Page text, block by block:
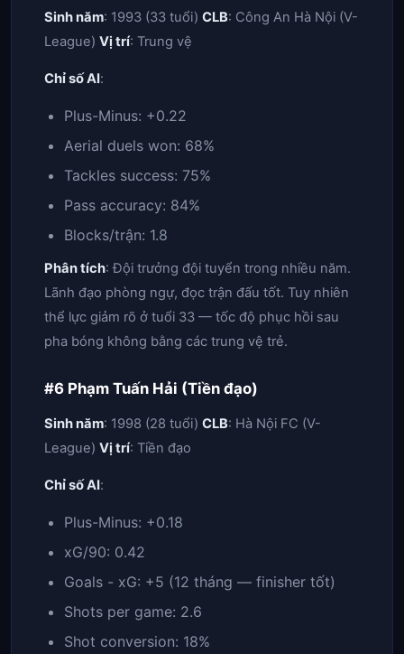
Sinh năm: 1993 (33 tuổi) CLB: Công An Hà Nội (V-
League) Vị trí: Trung vệ
Chỉ số AI:
Plus-Minus: +0.22
Aerial duels won: 68%
Tackles success: 75%
Pass accuracy: 84%
Blocks/trận: 1.8
Phân tích: Đội trưởng đội tuyển trong nhiều năm.
Lãnh đạo phòng ngự, đọc trận đấu tốt. Tuy nhiên
thể lực giảm rõ ở tuổi 33 — tốc độ phục hồi sau
pha bóng không bằng các trung vệ trẻ.
#6 Phạm Tuấn Hải (Tiền đạo)
Sinh năm: 1998 (28 tuổi) CLB: Hà Nội FC (V-
League) Vị trí: Tiền đạo
Chỉ số AI:
Plus-Minus: +0.18
xG/90: 0.42
Goals - xG: +5 (12 tháng — finisher tốt)
Shots per game: 2.6
Shot conversion: 18%